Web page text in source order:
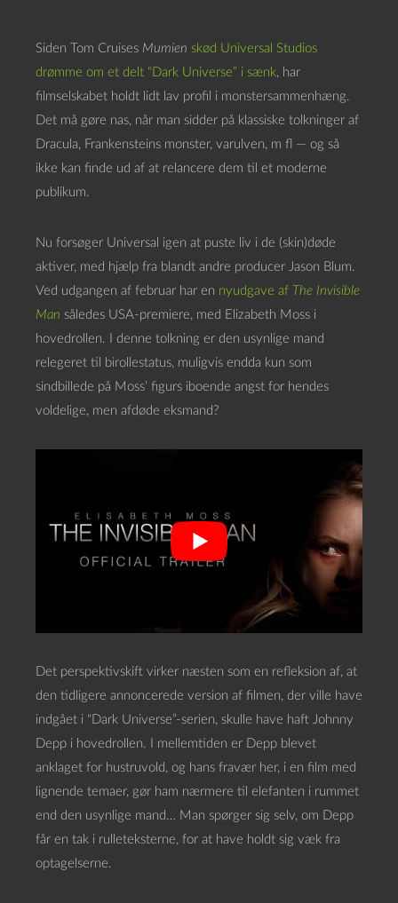
Siden Tom Cruises Mumien skød Universal Studios
drømme om et delt “Dark Universe” i sænk, har
filmselskabet holdt lidt lav profil i monstersammenhæng.
Det må gøre nas, når man sidder på klassiske tolkninger af
Dracula, Frankensteins monster, varulven, m fl — og så
ikke kan finde ud af at relancere dem til et moderne
publikum.
Nu forsøger Universal igen at puste liv i de (skin)døde
aktiver, med hjælp fra blandt andre producer Jason Blum.
Ved udgangen af februar har en nyudgave af The Invisible
Man således USA-premiere, med Elizabeth Moss i
hovedrollen. I denne tolkning er den usynlige mand
relegeret til birollestatus, muligvis endda kun som
sindbillede på Moss’ figurs iboende angst for hendes
voldelige, men afdøde eksmand?
Det perspektivskift virker næsten som en refleksion af, at
den tidligere annoncerede version af filmen, der ville have
indgået i “Dark Universe”-serien, skulle have haft Johnny
Depp i hovedrollen. I mellemtiden er Depp blevet
anklaget for hustruvold, og hans fravær her, i en film med
lignende temaer, gør ham nærmere til elefanten i rummet
end den usynlige mand… Man spørger sig selv, om Depp
får en tak i rulleteksterne, for at have holdt sig væk fra
optagelserne.